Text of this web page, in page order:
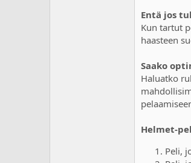
Entä jos
Kun tartut
haasteen
Saako
Haluatko
Helmet-
Peli,